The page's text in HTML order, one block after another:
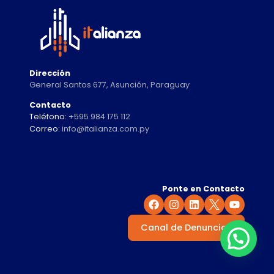
Dirección
General Santos 677, Asunción, Paraguay
Contacto
Teléfono: +595 984 175 112
Correo: info@italianza.com.py
Ponte en Contacto
Canal de Denuncias